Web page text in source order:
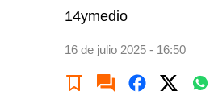
14ymedio
16 de julio 2025 - 16:50